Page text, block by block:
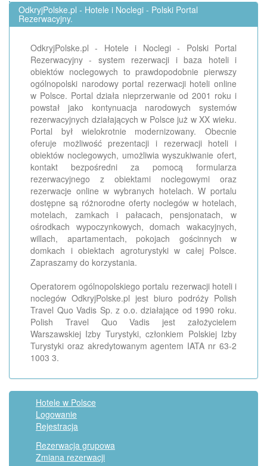
OdkryjPolske.pl - Hotele i Noclegi - Polski Portal
Rezerwacyjny.
OdkryjPolske.pl - Hotele i Noclegi - Polski Portal
Rezerwacyjny - system rezerwacji i baza hoteli i
obiektów noclegowych to prawdopodobnie pierwszy
ogólnopolski narodowy portal rezerwacji hoteli online
w Polsce. Portal działa nieprzerwanie od 2001 roku i
powstał jako kontynuacja narodowych systemów
rezerwacyjnych działających w Polsce już w XX wieku.
Portal był wielokrotnie modernizowany. Obecnie
oferuje możliwość prezentacji i rezerwacji hoteli i
obiektów noclegowych, umożliwia wyszukiwanie ofert,
kontakt bezpośredni za pomocą formularza
rezerwacyjnego z obiektami noclegowymi oraz
rezerwacje online w wybranych hotelach. W portalu
dostępne są różnorodne oferty noclegów w hotelach,
motelach, zamkach i pałacach, pensjonatach, w
ośrodkach wypoczynkowych, domach wakacyjnych,
willach, apartamentach, pokojach gościnnych w
domkach i obiektach agroturystyki w całej Polsce.
Zapraszamy do korzystania.
Operatorem ogólnopolskiego portalu rezerwacji hoteli i
noclegów OdkryjPolske.pl jest biuro podróży Polish
Travel Quo Vadis Sp. z o.o. działające od 1990 roku.
Polish Travel Quo Vadis jest założycielem
Warszawskiej Izby Turystyki, członkiem Polskiej Izby
Turystyki oraz akredytowanym agentem IATA nr 63-2
1003 3.
Hotele w Polsce
Logowanie
Rejestracja
Rezerwacja grupowa
Zmiana rezerwacji